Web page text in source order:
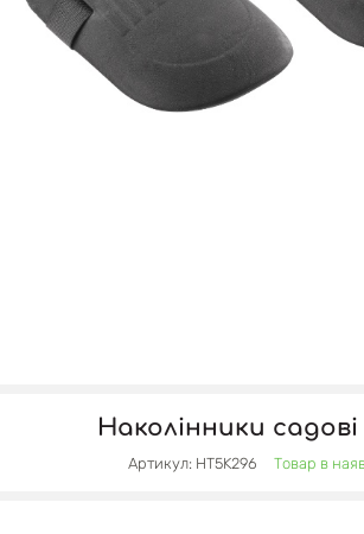
Наколінники садові
Артикул: HT5K296 Товар в